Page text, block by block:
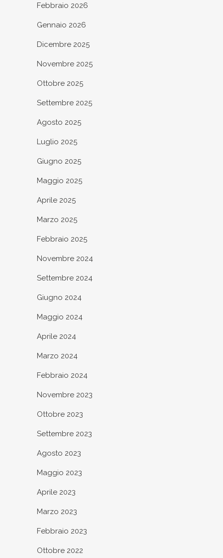
Febbraio 2026
Gennaio 2026
Dicembre 2025
Novembre 2025
Ottobre 2025
Settembre 2025
Agosto 2025
Luglio 2025
Giugno 2025
Maggio 2025
Aprile 2025
Marzo 2025
Febbraio 2025
Novembre 2024
Settembre 2024
Giugno 2024
Maggio 2024
Aprile 2024
Marzo 2024
Febbraio 2024
Novembre 2023
Ottobre 2023
Settembre 2023
Agosto 2023
Maggio 2023
Aprile 2023
Marzo 2023
Febbraio 2023
Ottobre 2022